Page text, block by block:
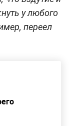
у любого
переел